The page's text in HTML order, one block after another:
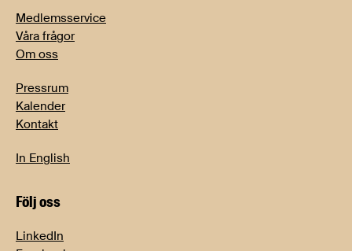
Medlemsservice
Våra frågor
Om oss
Pressrum
Kalender
Kontakt
In English
Följ oss
LinkedIn